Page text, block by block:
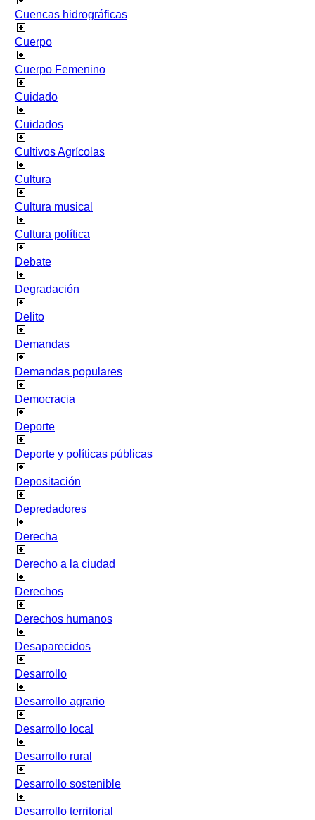
Cuencas hidrográficas
Cuerpo
Cuerpo Femenino
Cuidado
Cuidados
Cultivos Agrícolas
Cultura
Cultura musical
Cultura política
Debate
Degradación
Delito
Demandas
Demandas populares
Democracia
Deporte
Deporte y políticas públicas
Depositación
Depredadores
Derecha
Derecho a la ciudad
Derechos
Derechos humanos
Desaparecidos
Desarrollo
Desarrollo agrario
Desarrollo local
Desarrollo rural
Desarrollo sostenible
Desarrollo territorial